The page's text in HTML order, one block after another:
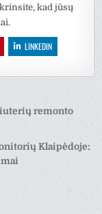
kad jūsų
LINKEDIN
remonto
Klaipėdoje: